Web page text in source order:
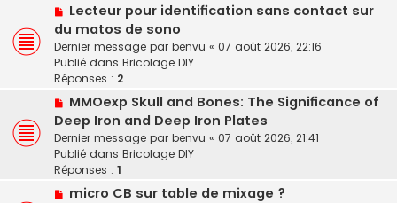
a
u
m
e
s
s
a
g
e
N
o
u
v
e
a
u
m
e
s
s
Lecteur pour identification sans contact sur
du matos de sono
Dernier message par benvu « 07 août 2026, 22:16
Publié dans Bricolage DIY
Réponses : 2
N
o
u
v
e
a
u
MMOexp Skull and Bones: The Significance of
Deep Iron and Deep Iron Plates
Dernier message par benvu « 07 août 2026, 21:41
Publié dans Bricolage DIY
Réponses : 1
Nmicro CB sur table de mixage ?